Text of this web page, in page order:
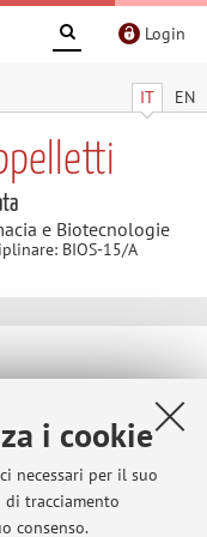
i cookie
necessari per il suo
tracciamento
consenso.
Login
IT EN
e Biotecnologie
BIOS-15/A
TIROCINIO/ TESI
di batteri di
composti
e/o resistono e